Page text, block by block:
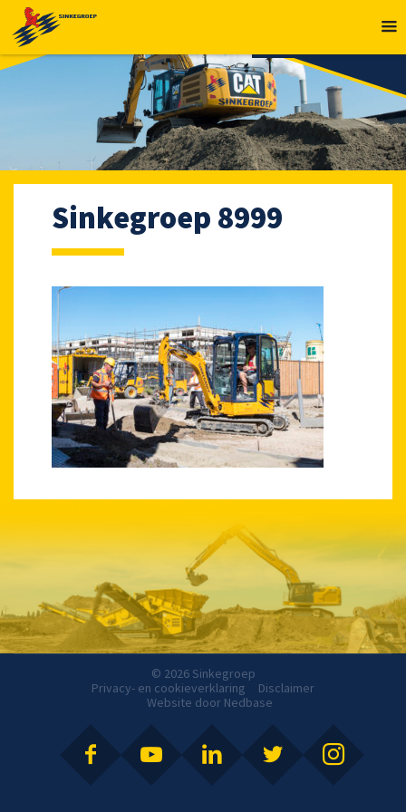
Sinkegroep 8999
© 2026 Sinkegroep
Privacy- en cookieverklaring
Disclaimer
Website door Nedbase